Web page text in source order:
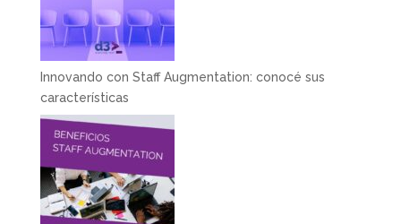
Innovando con Staff Augmentation: conocé sus
características